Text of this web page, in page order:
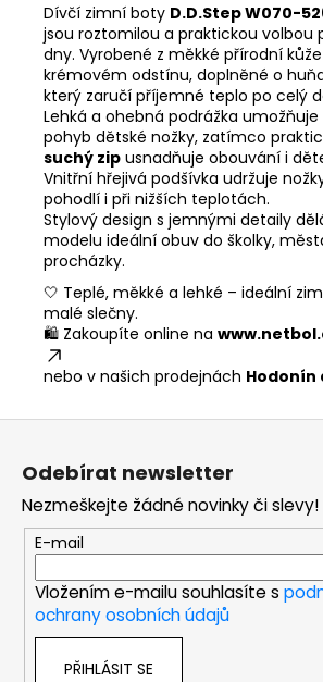
Dívčí zimní boty D.D.Step W070-
jsou roztomilou a praktickou volbou
dny. Vyrobené z měkké přírodní
krémovém odstínu, doplněné o
který zaručí příjemné teplo po celý
Lehká a ohebná podrážka
pohyb dětské nožky, zatímco
suchý zip usnadňuje obouvání i
Vnitřní hřejivá podšívka udržuje
pohodlí i při nižších teplotách.
Stylový design s jemnými detaily
modelu ideální obuv do školky,
procházky.
🤍 Teplé, měkké a lehké – ideální
malé slečny.
🛍️ Zakoupíte online na
nebo v našich prodejnách Hodonín
Z
Odebírat newsletter
Nezmeškejte žádné novinky či slevy!
E-mail
Vložením e-mailu souhlasíte s
ochrany osobních údajů
PŘIHLÁSIT SE